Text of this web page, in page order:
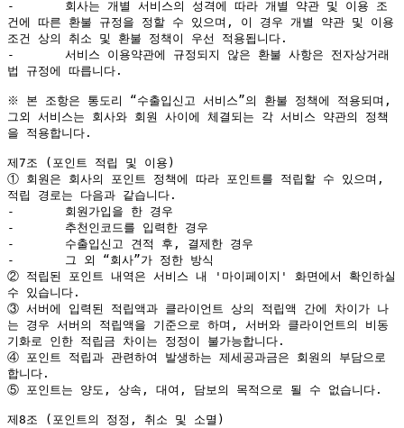
-	회사는 개별 서비스의 성격에 따라 개별 약관 및 이용 조
건에 따른 환불 규정을 정할 수 있으며, 이 경우 개별 약관 및 이용
조건 상의 취소 및 환불 정책이 우선 적용됩니다.
-	서비스 이용약관에 규정되지 않은 환불 사항은 전자상거래
법 규정에 따릅니다.
※ 본 조항은 통도리 “수출입신고 서비스”의 환불 정책에 적용되며,
그외 서비스는 회사와 회원 사이에 체결되는 각 서비스 약관의 정책
을 적용합니다.
제7조 (포인트 적립 및 이용)
① 회원은 회사의 포인트 정책에 따라 포인트를 적립할 수 있으며,
적립 경로는 다음과 같습니다.
-	회원가입을 한 경우
-	추천인코드를 입력한 경우
-	수출입신고 견적 후, 결제한 경우
-	그 외 “회사”가 정한 방식
② 적립된 포인트 내역은 서비스 내 '마이페이지' 화면에서 확인하실
수 있습니다.
③ 서버에 입력된 적립액과 클라이언트 상의 적립액 간에 차이가 나
는 경우 서버의 적립액을 기준으로 하며, 서버와 클라이언트의 비동
기화로 인한 적립금 차이는 정정이 불가능합니다.
④ 포인트 적립과 관련하여 발생하는 제세공과금은 회원의 부담으로
합니다.
⑤ 포인트는 양도, 상속, 대여, 담보의 목적으로 될 수 없습니다.
제8조 (포인트의 정정, 취소 및 소멸)